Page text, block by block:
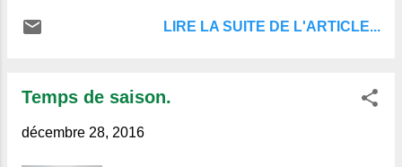
traversé une forêt profonde, ils arrivèrent
avaient les bras coupés à force de porter
au fils de Marie et, de plus, ils mourraient
LIRE LA SUITE DE L'ARTICLE...
Temps de saison.
décembre 28, 2016